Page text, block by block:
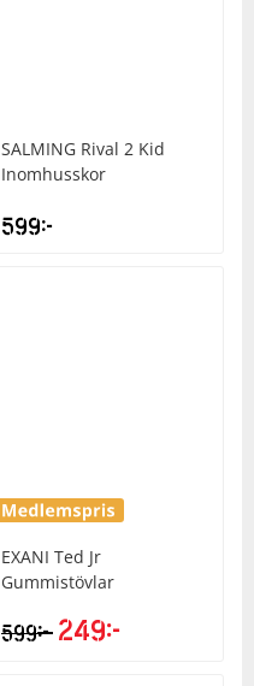
SALMING Rival 2 Kid
Inomhusskor
599kr
EXANI Ted Jr
Gummistövlar
599kr 249kr